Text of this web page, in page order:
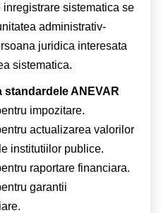
sistematica se
administrativ-
juridica interesata
sistematica.
ANEVAR
impozitare.
actualizarea valorilor
institutiilor publice.
raportare financiara.
garantii